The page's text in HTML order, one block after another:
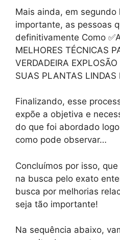
Mais ainda, em segundo
importante, as pessoas
definitivamente Como
MELHORES TÉCNICAS
VERDADEIRA
SUAS PLANTAS LINDAS
Finalizando, esse
expõe a objetiva e
do que foi abordado
como pode observar…
Concluímos por isso,
na busca pelo exato
busca por melhorias
seja tão importante!
Na sequência abaixo,